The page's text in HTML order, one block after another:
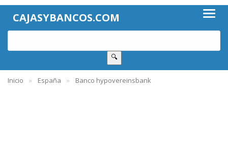
CAJASYBANCOS.COM
🔍
Inicio España Banco hypovereinsbank